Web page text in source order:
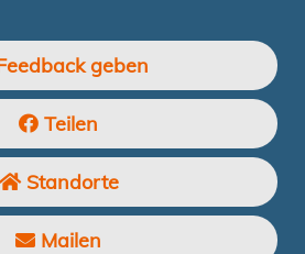
geben
Teilen
Standorte
Mailen